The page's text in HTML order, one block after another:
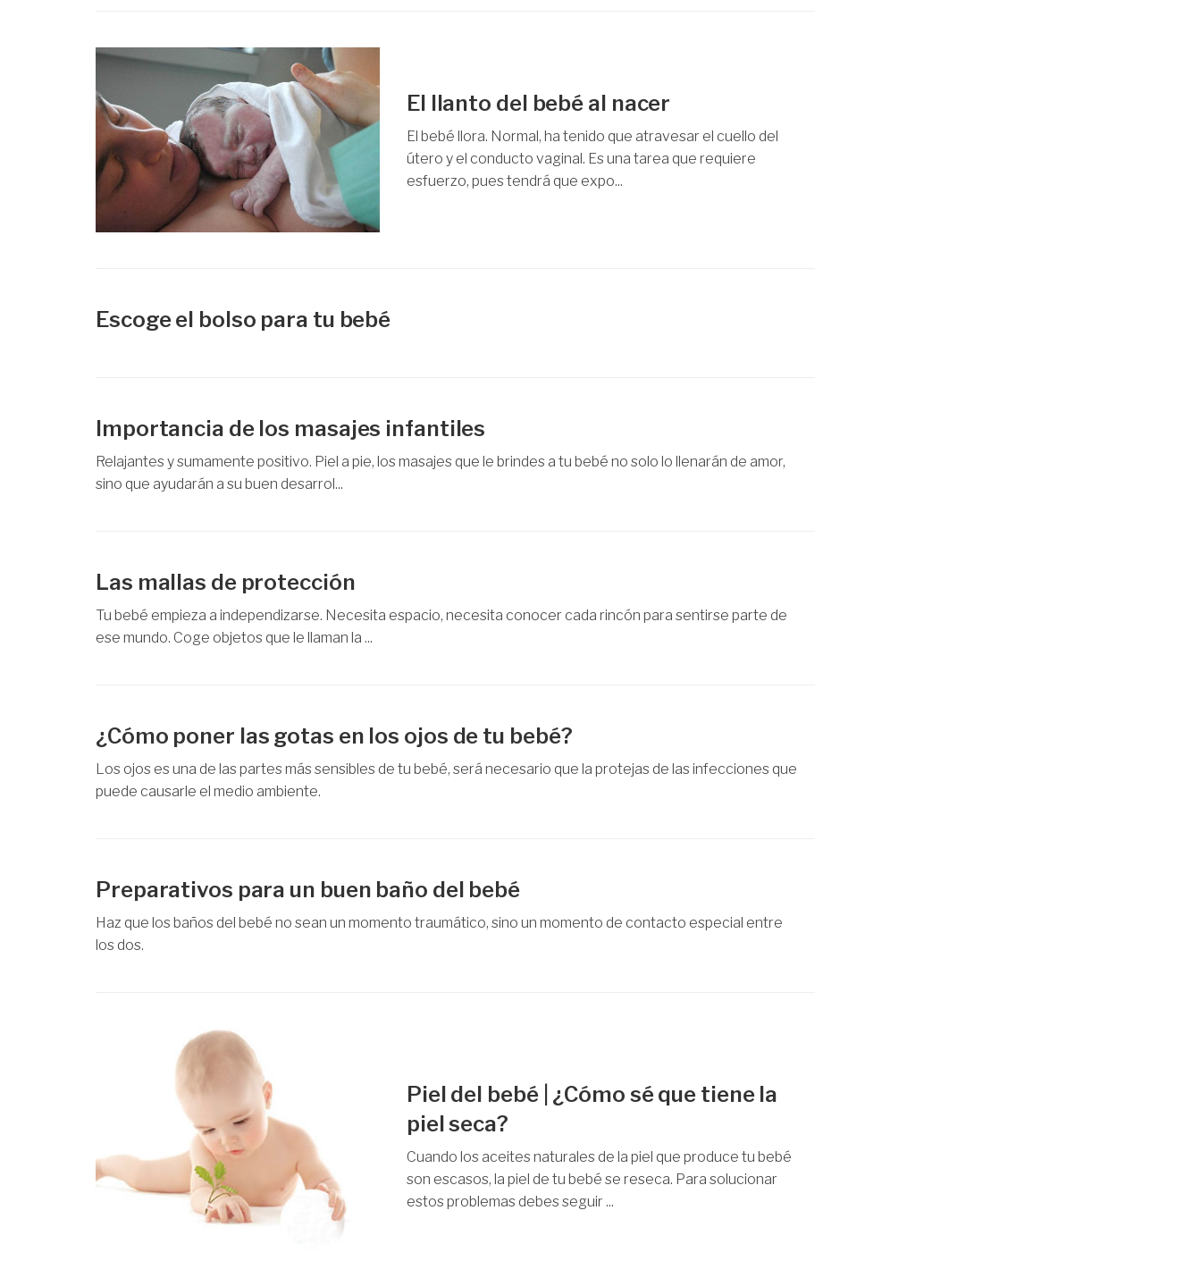
El llanto del bebé al nacer
El bebé llora. Normal, ha tenido que atravesar el cuello del
útero y el conducto vaginal. Es una tarea que requiere
esfuerzo, pues tendrá que expo...
Escoge el bolso para tu bebé
Importancia de los masajes infantiles
Relajantes y sumamente positivo. Piel a pie, los masajes que le brindes a tu bebé no solo lo llenarán de amor,
sino que ayudarán a su buen desarrol...
Las mallas de protección
Tu bebé empieza a independizarse. Necesita espacio, necesita conocer cada rincón para sentirse parte de
ese mundo. Coge objetos que le llaman la ...
¿Cómo poner las gotas en los ojos de tu bebé?
Los ojos es una de las partes más sensibles de tu bebé, será necesario que la protejas de las infecciones que
puede causarle el medio ambiente.
Preparativos para un buen baño del bebé
Haz que los baños del bebé no sean un momento traumático, sino un momento de contacto especial entre
los dos.
Piel del bebé | ¿Cómo sé que tiene la
piel seca?
Cuando los aceites naturales de la piel que produce tu bebé
son escasos, la piel de tu bebé se reseca. Para solucionar
estos problemas debes seguir ...